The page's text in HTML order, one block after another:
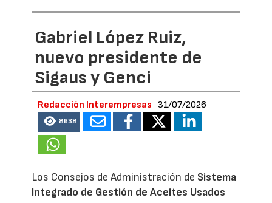
Gabriel López Ruiz,
nuevo presidente de
Sigaus y Genci
Redacción Interempresas 31/07/2026
8638
Los Consejos de Administración de Sistema
Integrado de Gestión de Aceites Usados